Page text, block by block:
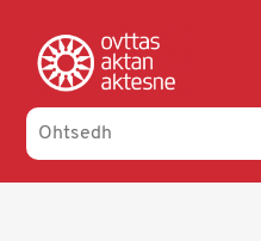
main
content